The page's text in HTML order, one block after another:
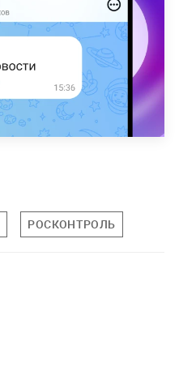
РОСКОНТРОЛЬ